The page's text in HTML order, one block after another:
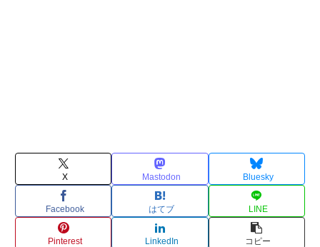
X Mastodon Bluesky
Facebook はてブ LINE
Pinterest LinkedIn コピー